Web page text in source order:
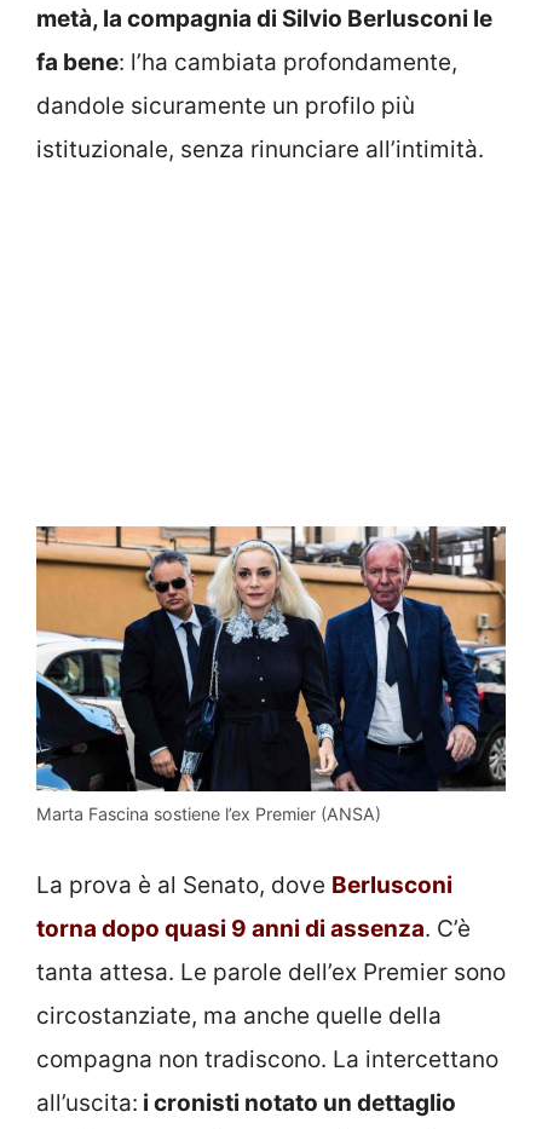
metà, la compagnia di Silvio Berlusconi le
fa bene: l’ha cambiata profondamente,
dandole sicuramente un profilo più
istituzionale, senza rinunciare all’intimità.
Marta Fascina sostiene l’ex Premier (ANSA)
La prova è al Senato, dove Berlusconi
torna dopo quasi 9 anni di assenza. C’è
tanta attesa. Le parole dell’ex Premier sono
circostanziate, ma anche quelle della
compagna non tradiscono. La intercettano
all’uscita: i cronisti notato un dettaglio